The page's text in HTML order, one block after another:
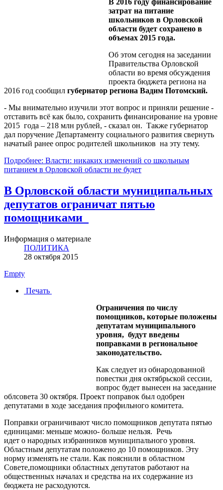
В 2016 году финансирование
затрат на питание
школьников в Орловской
области будет сохранено в
объемах 2015 года.
Об этом сегодня на заседании
Правительства Орловской
области во время обсуждения
проекта бюджета региона на
2016 год сообщил губернатор региона Вадим Потомский.
- Мы внимательно изучили этот вопрос и приняли решение -
отставить всё как было, сохранить финансирование на уровне
2015 года – 218 млн рублей, - сказал он. Также губернатор
дал поручение Департаменту социального развития свернуть
начатый ранее опрос родителей школьников на эту тему.
Подробнее: Власти: никаких изменений со школьным
питанием в Орловской области не будет
В Орловской области муниципальных
депутатов ограничат пятью
помощниками
Информация о материале
ПОЛИТИКА
28 октября 2015
Empty
Печать
Ограничения по числу
помощников, которые положены
депутатам муниципального
уровня, будут введены
поправками в региональное
законодательство.
Как следует из обнародованной
повестки дня октябрьской сессии,
вопрос будет вынесен на заседание
облсовета 30 октября. Проект поправок был одобрен
депутатами в ходе заседания профильного комитета.
Поправки ограничивают число помощников депутата пятью
единицами: меньше можно- больше нельзя. Речь
идет о народных избранников муниципального уровня.
Областным депутатам положено до 10 помощников. Эту
норму изменять не стали. Как пояснили в областном
Совете,помощники областных депутатов работают на
общественных началах и средства на их содержание из
бюджета не расходуются.